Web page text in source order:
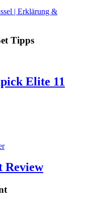
| Erklärung &
Tipps
Elite 11
Review